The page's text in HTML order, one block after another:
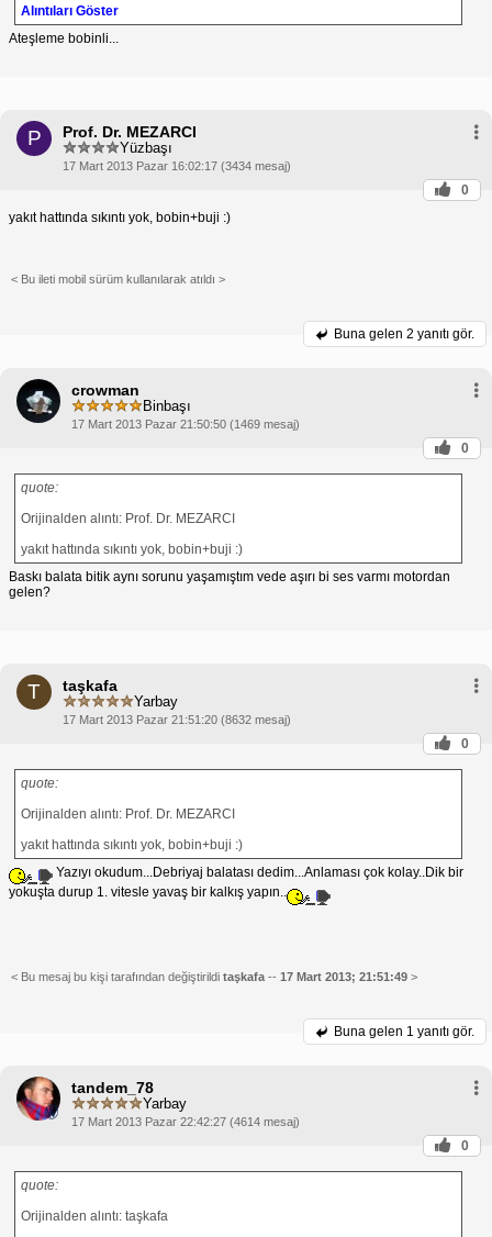
Alıntıları Göster
Ateşleme bobinli...
P Prof. Dr. MEZARCI
Yüzbaşı
17 Mart 2013 Pazar 16:02:17 (3434 mesaj)
0
yakıt hattında sıkıntı yok, bobin+buji :)
< Bu ileti mobil sürüm kullanılarak atıldı >
Buna gelen 2 yanıtı gör.
crowman
Binbaşı
17 Mart 2013 Pazar 21:50:50 (1469 mesaj)
0
quote:
Orijinalden alıntı: Prof. Dr. MEZARCI
yakıt hattında sıkıntı yok, bobin+buji :)
Baskı balata bitik aynı sorunu yaşamıştım vede aşırı bi ses varmı motordan
gelen?
T taşkafa
Yarbay
17 Mart 2013 Pazar 21:51:20 (8632 mesaj)
0
quote:
Orijinalden alıntı: Prof. Dr. MEZARCI
yakıt hattında sıkıntı yok, bobin+buji :)
Yazıyı okudum...Debriyaj balatası dedim...Anlaması çok kolay..Dik bir
yokuşta durup 1. vitesle yavaş bir kalkış yapın..
< Bu mesaj bu kişi tarafından değiştirildi taşkafa -- 17 Mart 2013; 21:51:49 >
Buna gelen 1 yanıtı gör.
tandem_78
Yarbay
17 Mart 2013 Pazar 22:42:27 (4614 mesaj)
0
quote:
Orijinalden alıntı: taşkafa